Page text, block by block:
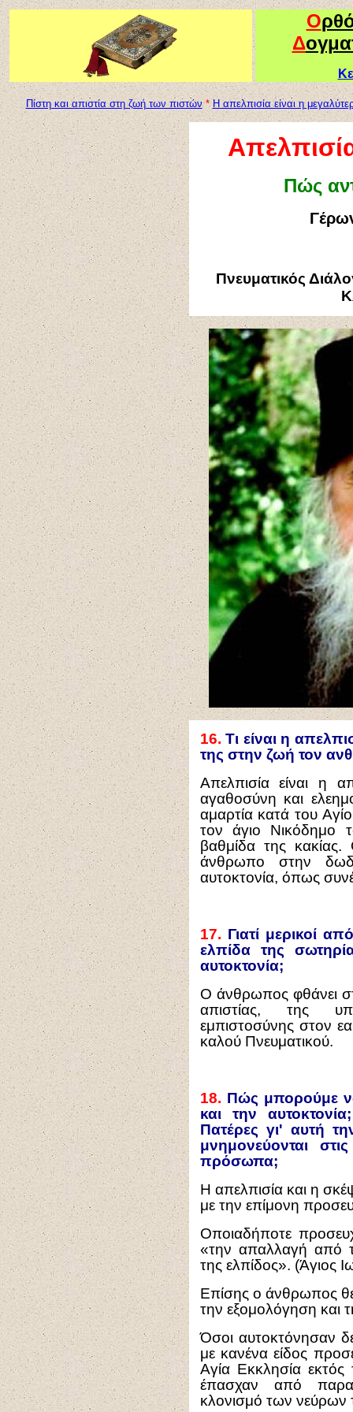
Ο
Δ
Πίστη και απιστία στη ζωή των πιστών * Η απελπισία είναι η
Πώς
Πνευματικός
16. Τι είναι η
της στην ζωή τον
Απελπισία είναι η
αγαθοσύνη και
αμαρτία κατά του
τον άγιο Νικόδημο
βαθμίδα της
άνθρωπο στην
αυτοκτονία, όπως
17. Γιατί μερικοί
ελπίδα της
αυτοκτονία;
Ο άνθρωπος φθάνει
απιστίας, της
εμπιστοσύνης στον
καλού Πνευματικού.
18. Πώς μπορούμε
και την
Πατέρες γι' αυτή
μνημονεύονται
πρόσωπα;
Η απελπισία και η
με την επίμονη
Οποιαδήποτε
«την απαλλαγή από
της ελπίδος». (Άγιος
Επίσης ο άνθρωπος
την εξομολόγηση και
Όσοι αυτοκτόνησαν
με κανένα είδος
Αγία Εκκλησία
έπασχαν από
κλονισμό των νεύρων